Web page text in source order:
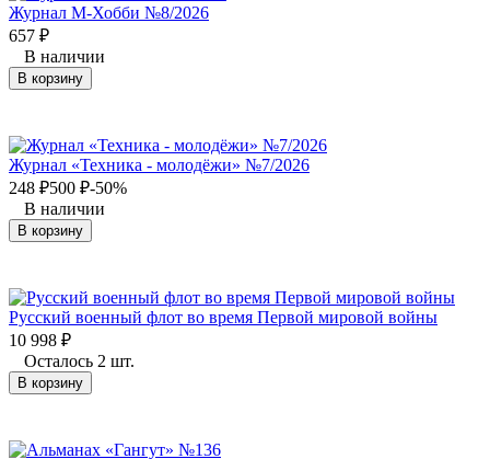
Журнал М-Хобби №8/2026
657 ₽
В наличии
В корзину
Журнал «Техника - молодёжи» №7/2026
248 ₽500 ₽-50%
В наличии
В корзину
Русский военный флот во время Первой мировой войны
10 998 ₽
Осталось 2 шт.
В корзину